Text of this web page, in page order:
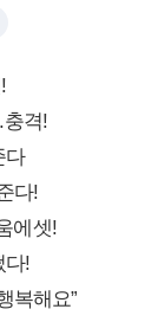
충격!
다
다!
에셋!
다!
복해요”